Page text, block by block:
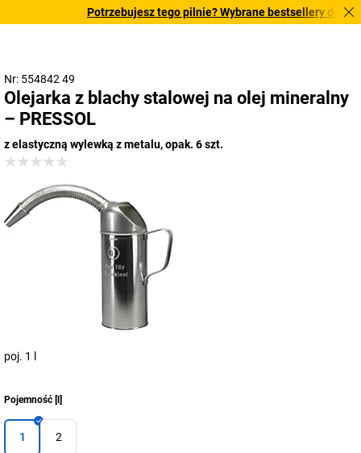
Potrzebujesz tego pilnie? Wybrane bestsellery
Nr: 554842 49
Olejarka z blachy stalowej na olej mineralny
– PRESSOL
z elastyczną wylewką z metalu, opak. 6 szt.
poj. 1 l
Pojemność [ ]
1 2